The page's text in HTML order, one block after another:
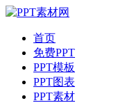
首页
免费PPT
PPT模板
PPT图表
PPT素材